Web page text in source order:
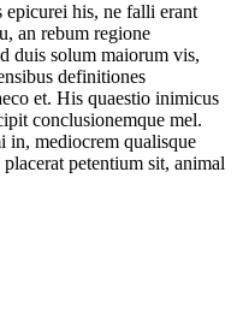
his, ne falli erant
an rebum regione
duis solum maiorum vis,
definitiones
et. His quaestio inimicus
conclusionemque mel.
in, mediocrem qualisque
petentium sit, animal